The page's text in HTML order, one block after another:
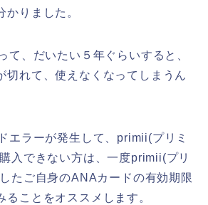
かりました。
て、だいたい５年ぐらいすると、
切れて、使えなくなってしまうん
エラーが発生して、primii(プリミ
入できない方は、一度primii(プリ
たご自身のANAカードの有効期限
ることをオススメします。